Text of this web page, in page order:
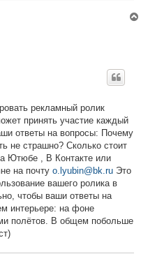
рекламный ролик
принять участие каждый
ответы на вопросы: Почему
не страшно? Сколько стоит
Ютюбе , В Контакте или
на почту o.lyubin@bk.ru Это
вашего ролика в
чтобы ваши ответы на
интерьере: на фоне
полётов. В общем побольше